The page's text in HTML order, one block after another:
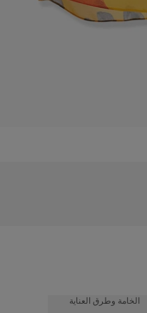
الخامة وطرق العناية